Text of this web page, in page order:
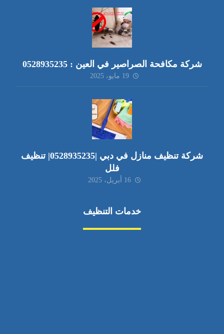
شركة مكافحة الصراصير في العين : 0528935235
19 مايو، 2025
شركة تنظيف منازل في دبي |0528935235| تنظيف
فلل
16 أبريل، 2025
خدمات التنظيف